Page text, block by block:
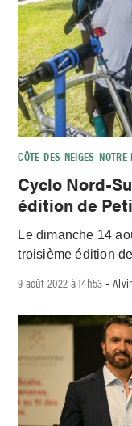
CÔTE-DES-
Cyclo Nord-
édition de
Le dimanche 14
troisième édition
9 août 2022 à 14h53 -